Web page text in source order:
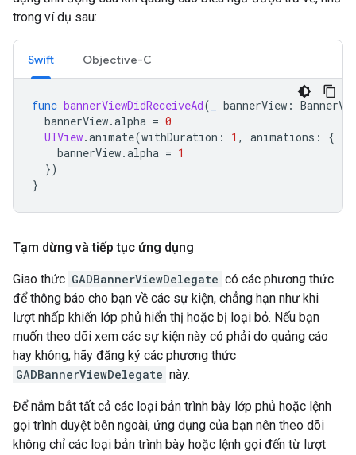
trong ví dụ sau:
Swift Objective-C
func bannerViewDidReceiveAd( bannerView :
bannerView.alpha = 0
UIView.animate(withDuration : 1 , animations :
{
bannerView.alpha = 1
})
}
Tạm dừng và tiếp tục ứng dụng
Giao thức GADBannerViewDelegate có các phương thức
để thông báo cho bạn về các sự kiện, chẳng hạn như khi
lượt nhấp khiến lớp phủ hiển thị hoặc bị loại bỏ. Nếu bạn
muốn theo dõi xem các sự kiện này có phải do quảng cáo
hay không, hãy đăng ký các phương thức
GADBannerViewDelegate này.
Để nắm bắt tất cả các loại bản trình bày lớp phủ hoặc lệnh
gọi trình duyệt bên ngoài, ứng dụng của bạn nên theo dõi
không chỉ các loại bản trình bày hoặc lệnh gọi đến từ lượt